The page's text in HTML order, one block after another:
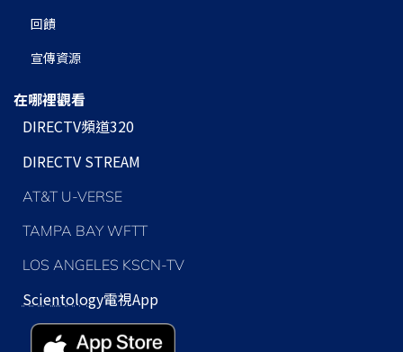
回饋
宣傳資源
在哪裡觀看
DIRECTV頻道320
DIRECTV STREAM
AT&T U-VERSE
TAMPA BAY WFTT
LOS ANGELES KSCN-TV
Scientology電視App